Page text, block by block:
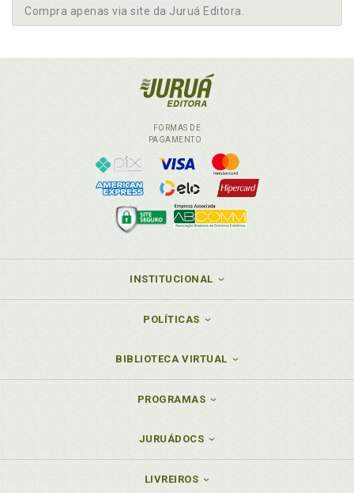
Compra apenas via site da Juruá Editora.
FORMAS DE
PAGAMENTO
INSTITUCIONAL
POLÍTICAS
BIBLIOTECA VIRTUAL
PROGRAMAS
JURUÁDOCS
LIVREIROS